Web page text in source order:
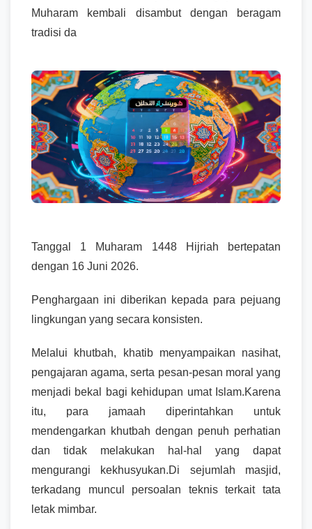
Muharam kembali disambut dengan beragam
tradisi da
Tanggal 1 Muharam 1448 Hijriah bertepatan
dengan 16 Juni 2026.
Penghargaan ini diberikan kepada para pejuang
lingkungan yang secara konsisten.
Melalui khutbah, khatib menyampaikan nasihat,
pengajaran agama, serta pesan-pesan moral yang
menjadi bekal bagi kehidupan umat Islam.Karena
itu, para jamaah diperintahkan untuk
mendengarkan khutbah dengan penuh perhatian
dan tidak melakukan hal-hal yang dapat
mengurangi kekhusyukan.Di sejumlah masjid,
terkadang muncul persoalan teknis terkait tata
letak mimbar.